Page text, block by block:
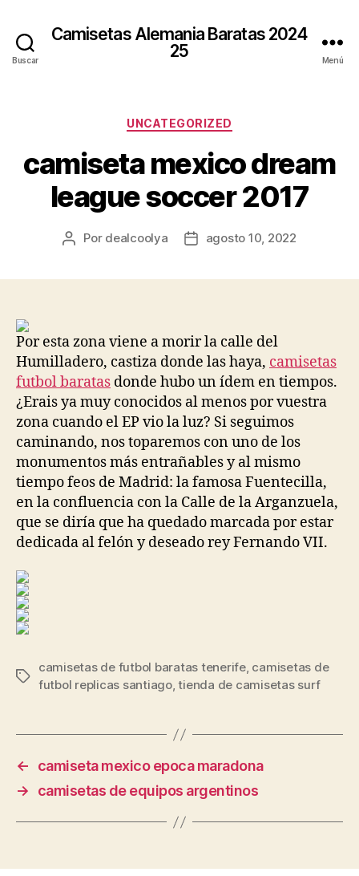
Buscar
Camisetas Alemania Baratas 2024
25
Menú
Categorías
UNCATEGORIZED
camiseta mexico dream
league soccer 2017
Autor
Por dealcoolya
Fechaagosto 10, 2022
Por esta zona viene a morir la calle del
Humilladero, castiza donde las haya, camisetas
futbol baratas donde hubo un ídem en tiempos.
¿Erais ya muy conocidos al menos por vuestra
zona cuando el EP vio la luz? Si seguimos
caminando, nos toparemos con uno de los
monumentos más entrañables y al mismo
tiempo feos de Madrid: la famosa Fuentecilla,
en la confluencia con la Calle de la Arganzuela,
que se diría que ha quedado marcada por estar
dedicada al felón y deseado rey Fernando VII.
Etiquetas
camisetas de futbol baratas tenerife, camisetas de
futbol replicas santiago,tienda de camisetas surf
←
camiseta mexico epoca maradona
→
camisetas de equipos argentinos